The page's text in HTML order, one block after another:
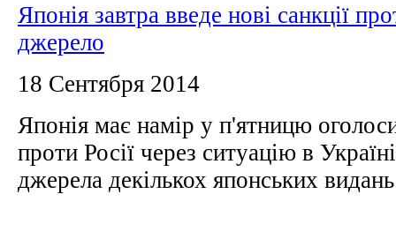
Японія завтра введе нові санкції
джерело
18 Сентября 2014
Японія має намір у п'ятницю
проти Росії через ситуацію в
джерела декількох японських